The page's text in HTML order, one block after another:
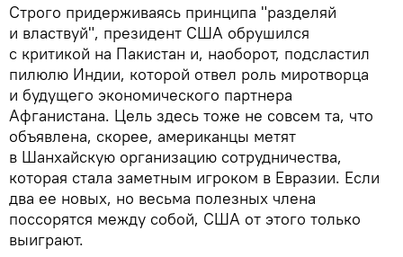
Строго придерживаясь принципа "разделяй
и властвуй", президент США обрушился
с критикой на Пакистан и, наоборот, подсластил
пилюлю Индии, которой отвел роль миротворца
и будущего экономического партнера
Афганистана. Цель здесь тоже не совсем та, что
объявлена, скорее, американцы метят
в Шанхайскую организацию сотрудничества,
которая стала заметным игроком в Евразии. Если
два ее новых, но весьма полезных члена
поссорятся между собой, США от этого только
выиграют.